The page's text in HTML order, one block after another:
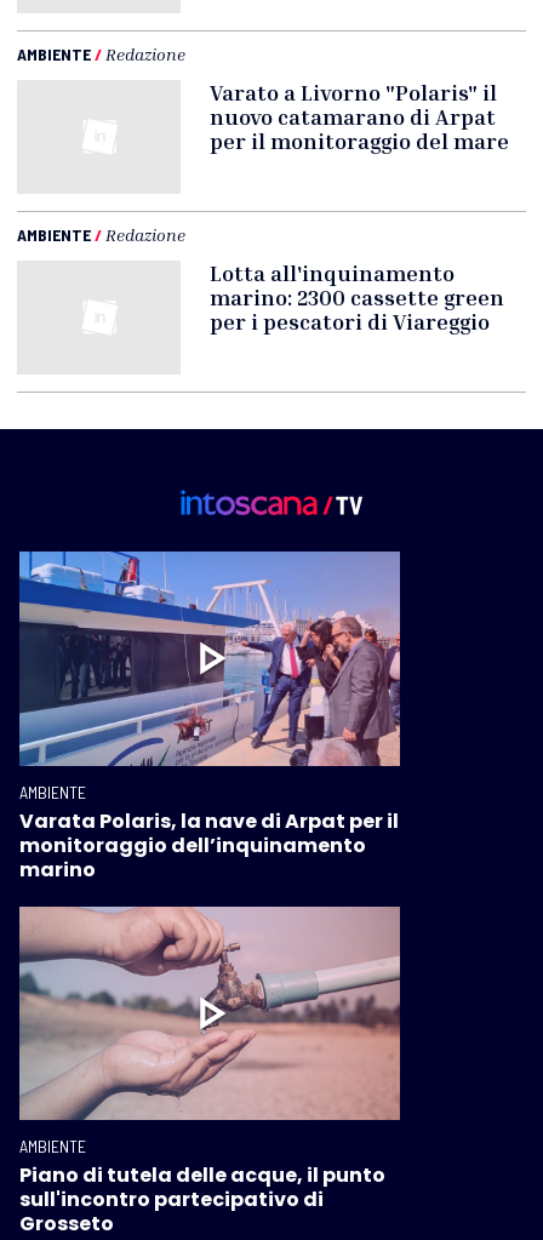
AMBIENTE/ Redazione
Varato a Livorno "Polaris" il
nuovo catamarano di Arpat
per il monitoraggio del mare
AMBIENTE/ Redazione
Lotta all'inquinamento
marino: 2300 cassette green
per i pescatori di Viareggio
AMBIENTE
Varata Polaris, la nave di Arpat per il
monitoraggio dell’inquinamento
marino
AMBIENTE
Piano di tutela delle acque, il punto
sull'incontro partecipativo di
Grosseto